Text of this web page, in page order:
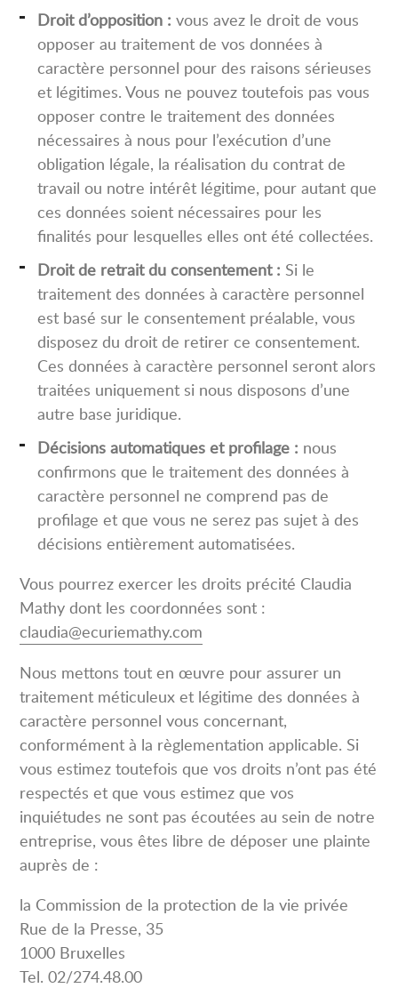
Droit d’opposition : vous avez le droit de vous
opposer au traitement de vos données à
caractère personnel pour des raisons sérieuses
et légitimes. Vous ne pouvez toutefois pas vous
opposer contre le traitement des données
nécessaires à nous pour l’exécution d’une
obligation légale, la réalisation du contrat de
travail ou notre intérêt légitime, pour autant que
ces données soient nécessaires pour les
finalités pour lesquelles elles ont été collectées.
Droit de retrait du consentement : Si le
traitement des données à caractère personnel
est basé sur le consentement préalable, vous
disposez du droit de retirer ce consentement.
Ces données à caractère personnel seront alors
traitées uniquement si nous disposons d’une
autre base juridique.
Décisions automatiques et profilage : nous
confirmons que le traitement des données à
caractère personnel ne comprend pas de
profilage et que vous ne serez pas sujet à des
décisions entièrement automatisées.
Vous pourrez exercer les droits précité Claudia
Mathy dont les coordonnées sont :
claudia@ecuriemathy.com
Nous mettons tout en œuvre pour assurer un
traitement méticuleux et légitime des données à
caractère personnel vous concernant,
conformément à la règlementation applicable. Si
vous estimez toutefois que vos droits n’ont pas été
respectés et que vous estimez que vos
inquiétudes ne sont pas écoutées au sein de notre
entreprise, vous êtes libre de déposer une plainte
auprès de :
la Commission de la protection de la vie privée
Rue de la Presse, 35
1000 Bruxelles
Tel. 02/274.48.00